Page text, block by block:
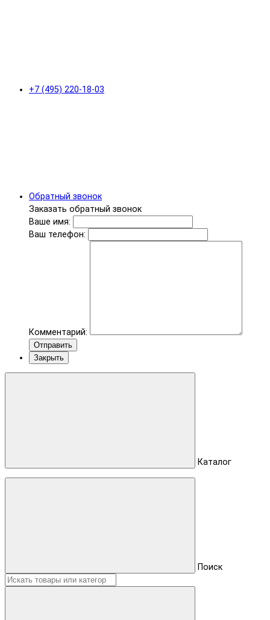
+7 (495) 220-18-03
Обратный звонок
Заказать обратный звонок
Ваше имя:
Ваш телефон:
Комментарий:
Отправить
Закрыть
Каталог
Поиск